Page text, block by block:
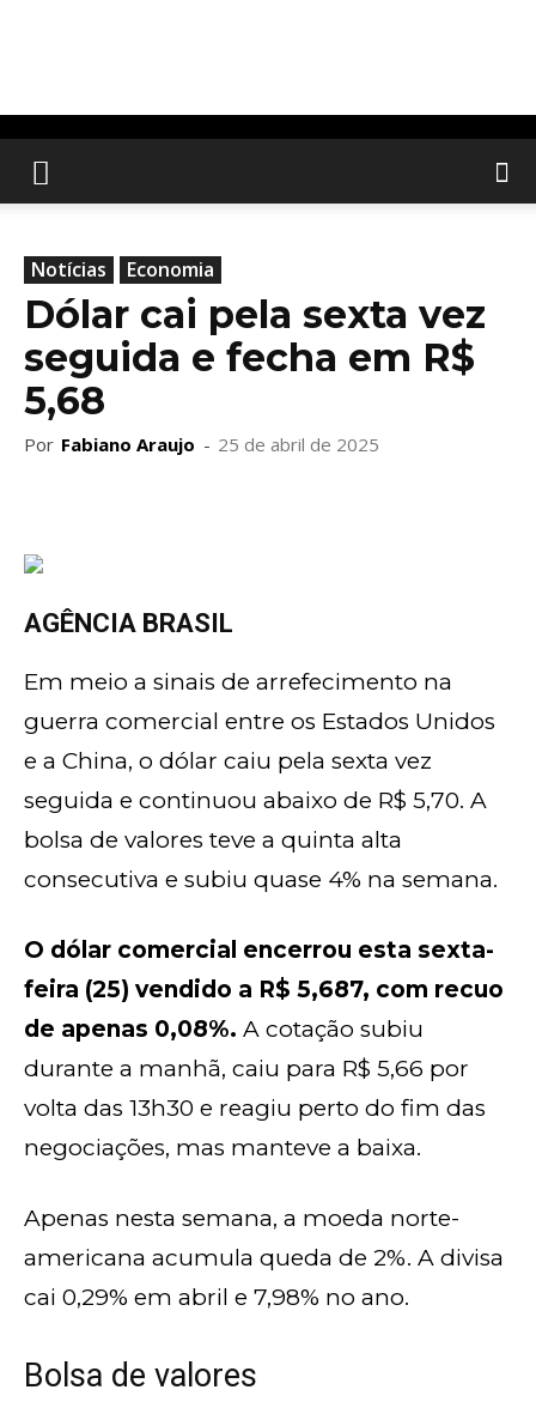
Notícias Economia
Dólar cai pela sexta vez
seguida e fecha em R$
5,68
Por Fabiano Araujo - 25 de abril de 2025
AGÊNCIA BRASIL
Em meio a sinais de arrefecimento na
guerra comercial entre os Estados Unidos
e a China, o dólar caiu pela sexta vez
seguida e continuou abaixo de R$ 5,70. A
bolsa de valores teve a quinta alta
consecutiva e subiu quase 4% na semana.
O dólar comercial encerrou esta sexta-
feira (25) vendido a R$ 5,687, com recuo
de apenas 0,08%. A cotação subiu
durante a manhã, caiu para R$ 5,66 por
volta das 13h30 e reagiu perto do fim das
negociações, mas manteve a baixa.
Apenas nesta semana, a moeda norte-
americana acumula queda de 2%. A divisa
cai 0,29% em abril e 7,98% no ano.
Bolsa de valores